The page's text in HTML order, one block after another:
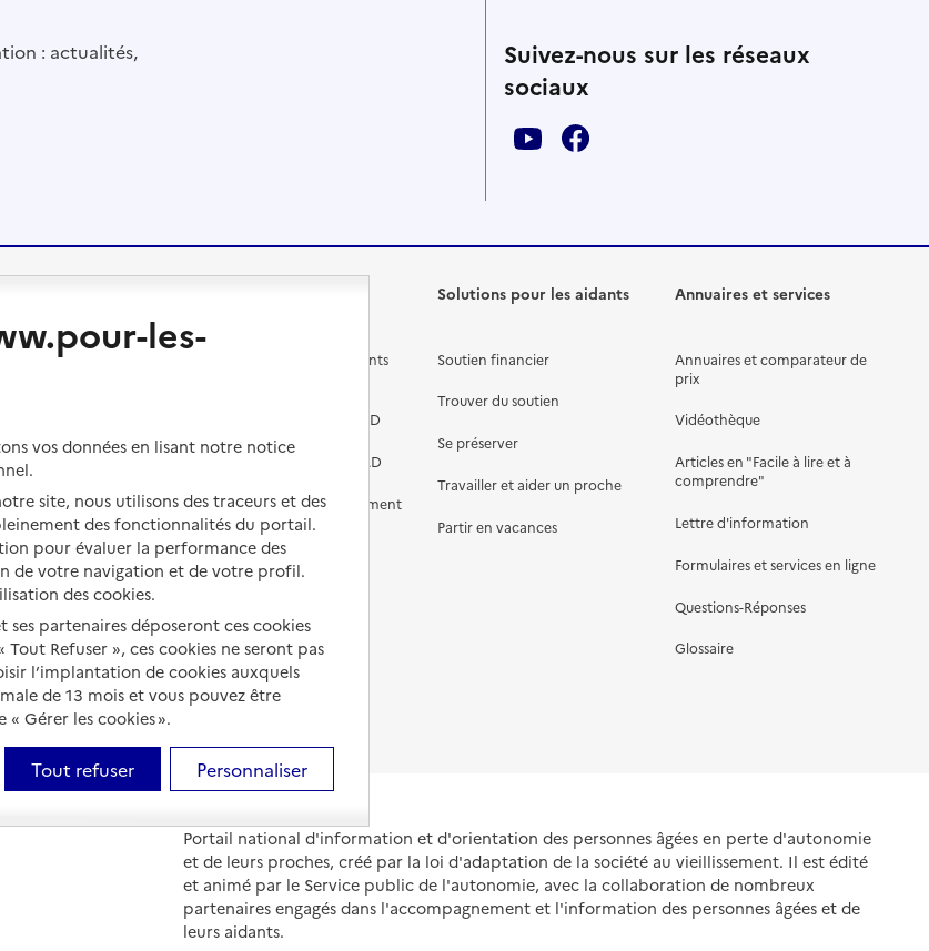
: actualités,
Suivez-nous sur les réseaux
sociaux
à se poser
chez un proche
accueil familial
solutions de logement
Les différents établissements
Préparer l'entrée en EHPAD
Aides financières en EHPAD
Prévention, accompagnement
et soins
Comprendre les prix en
EHPAD
Droits en EHPAD
Fin de vie en EHPAD
Solutions pour les aidants
Soutien financier
Trouver du soutien
Se préserver
Travailler et aider un proche
Partir en vacances
Annuaires et services
Annuaires et comparateur de
prix
Vidéothèque
Articles en "Facile à lire et à
comprendre"
Lettre d'information
Formulaires et services en ligne
Questions-Réponses
Glossaire
Portail national d'information et d'orientation des personnes âgées en perte d'autonomie
et de leurs proches, créé par la loi d'adaptation de la société au vieillissement. Il est édité
et animé par le Service public de l'autonomie, avec la collaboration de nombreux
partenaires engagés dans l'accompagnement et l'information des personnes âgées et de
leurs aidants.
les-
vos données en lisant notre notice
site, nous utilisons des traceurs et des
des fonctionnalités du portail.
pour évaluer la performance des
de votre navigation et de votre profil.
des cookies.
ses partenaires déposeront ces cookies
Refuser », ces cookies ne seront pas
l’implantation de cookies auxquels
de 13 mois et vous pouvez être
Gérer les cookies ».
Tout refuser Personnaliser